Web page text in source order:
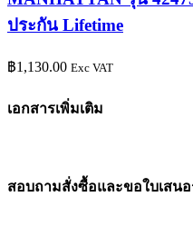
ประกัน Lifetime
฿1,130.00 Exc VAT
เอกสารเพิ่มเติม
สอบถามสั่งซื้อและขอใบเสน